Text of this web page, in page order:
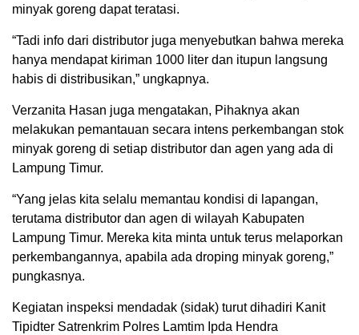
minyak goreng dapat teratasi.
“Tadi info dari distributor juga menyebutkan bahwa mereka
hanya mendapat kiriman 1000 liter dan itupun langsung
habis di distribusikan,” ungkapnya.
Verzanita Hasan juga mengatakan, Pihaknya akan
melakukan pemantauan secara intens perkembangan stok
minyak goreng di setiap distributor dan agen yang ada di
Lampung Timur.
“Yang jelas kita selalu memantau kondisi di lapangan,
terutama distributor dan agen di wilayah Kabupaten
Lampung Timur. Mereka kita minta untuk terus melaporkan
perkembangannya, apabila ada droping minyak goreng,”
pungkasnya.
Kegiatan inspeksi mendadak (sidak) turut dihadiri Kanit
Tipidter Satrenkrim Polres Lamtim Ipda Hendra